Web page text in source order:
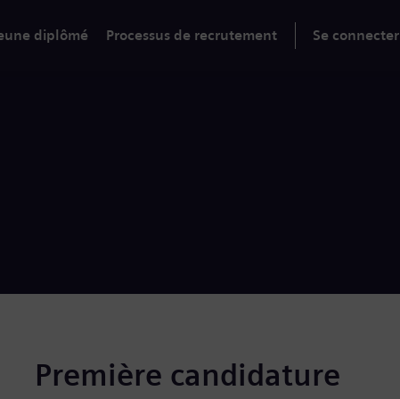
diplômé Processus de recrutement Se connecter
Première candidature